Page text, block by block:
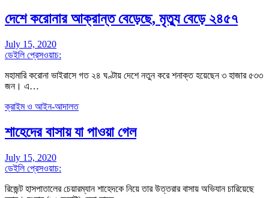
দেশে করোনার আক্রান্ত বেড়েছে, মৃত্যু বেড়ে ২৪৫৭
July 15, 2020
ডেইলি প্রেসওয়াচ:
মহামারি করোনা ভাইরাসে গত ২৪ ঘণ্টায় দেশে নতুন করে শনাক্ত হয়েছেন ৩ হাজার ৫৩৩
জন। এ…
ক্রাইম ও আইন-আদালত
শাহেদের বাসায় যা পাওয়া গেল
July 15, 2020
ডেইলি প্রেসওয়াচ:
রিজেন্ট হাসপাতালের চেয়ারম্যান শাহেদকে নিয়ে তার উত্তরার বাসায় অভিযান চারিয়েছে